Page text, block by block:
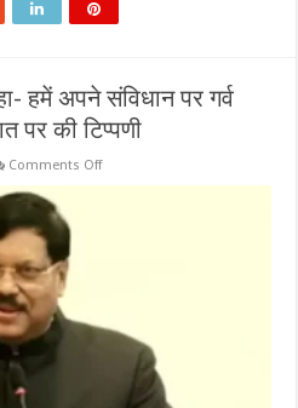
हमें अपने संविधान पर गर्व
पर की टिप्पणी
Comments Offon
चाहिए,